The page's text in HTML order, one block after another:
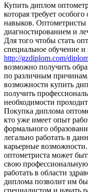
Купить диплoм
которая требует
навыков. Оптометристы
диагностированием и
Для того чтобы стать
специальное обучение
http://gzdiplom.com/
возможно получить
по различным
возможности купить
получить
необходимости
Покупка диплома
кто уже имеет опыт
формального
легально работать в
карьерные
оптометриста может
свою профессиональную
работать в области
диплома позволит им
специалистом и начать